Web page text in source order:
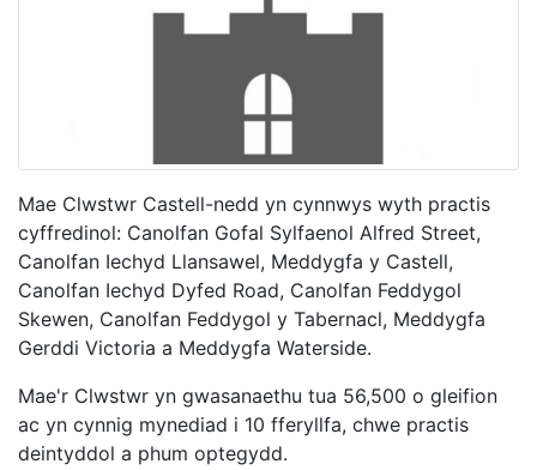
Mae Clwstwr Castell-nedd yn cynnwys wyth practis
cyffredinol: Canolfan Gofal Sylfaenol Alfred Street,
Canolfan Iechyd Llansawel, Meddygfa y Castell,
Canolfan Iechyd Dyfed Road, Canolfan Feddygol
Skewen, Canolfan Feddygol y Tabernacl, Meddygfa
Gerddi Victoria a Meddygfa Waterside.
Mae'r Clwstwr yn gwasanaethu tua 56,500 o gleifion
ac yn cynnig mynediad i 10 fferyllfa, chwe practis
deintyddol a phum optegydd.